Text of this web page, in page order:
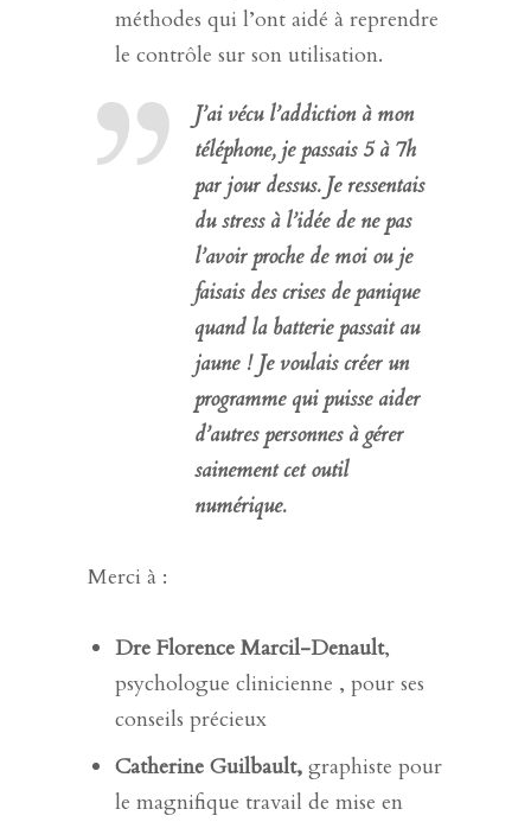
méthodes qui l’ont aidé à reprendre
le contrôle sur son utilisation.
J’ai vécu l’addiction à mon
téléphone, je passais 5 à 7h
par jour dessus. Je ressentais
du stress à l’idée de ne pas
l’avoir proche de moi ou je
faisais des crises de panique
quand la batterie passait au
jaune ! Je voulais créer un
programme qui puisse aider
d’autres personnes à gérer
sainement cet outil
numérique.
Merci à :
Dre Florence Marcil-Denault,
psychologue clinicienne , pour ses
conseils précieux
Catherine Guilbault, graphiste pour
le magnifique travail de mise en